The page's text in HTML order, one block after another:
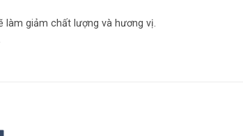
làm giảm chất lượng và hương vị.